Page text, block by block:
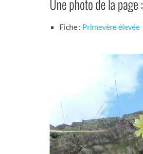
Une photo de la page :
Fiche : Primevère élevée